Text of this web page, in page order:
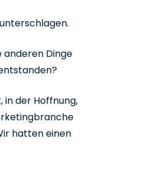
anderen Dinge
in der Hoffnung,
hatten einen